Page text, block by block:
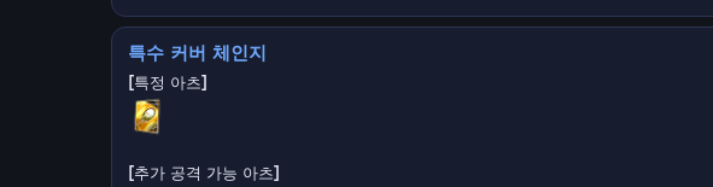
특수 커버 체인지